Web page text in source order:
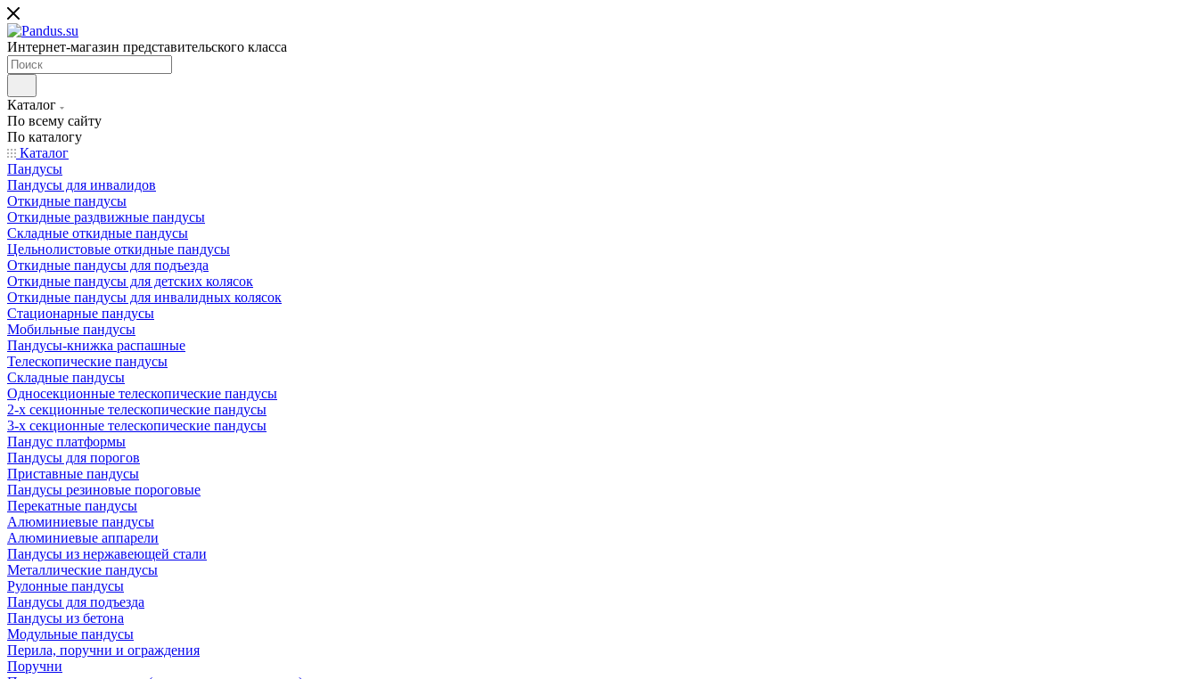
Интернет-магазин представительского класса
Каталог
По всему сайту
По каталогу
Каталог
Пандусы
Пандусы для инвалидов
Откидные пандусы
Откидные раздвижные пандусы
Складные откидные пандусы
Цельнолистовые откидные пандусы
Откидные пандусы для подъезда
Откидные пандусы для детских колясок
Откидные пандусы для инвалидных колясок
Стационарные пандусы
Мобильные пандусы
Пандусы-книжка распашные
Телескопические пандусы
Складные пандусы
Односекционные телескопические пандусы
2-х секционные телескопические пандусы
3-х секционные телескопические пандусы
Пандус платформы
Пандусы для порогов
Приставные пандусы
Пандусы резиновые пороговые
Перекатные пандусы
Алюминиевые пандусы
Алюминиевые аппарели
Пандусы из нержавеющей стали
Металлические пандусы
Рулонные пандусы
Пандусы для подъезда
Пандусы из бетона
Модульные пандусы
Перила, поручни и ограждения
Поручни